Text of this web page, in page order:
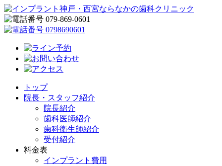
トップ
院長・スタッフ紹介
院長紹介
歯科医師紹介
歯科衛生師紹介
受付紹介
料金表
インプラント費用